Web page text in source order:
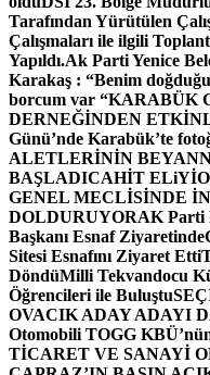
Tarafından Yürütülen
Çalışmaları ile ilgili
Yapıldı.Ak Parti Yenice
Karakaş : “Benim
borcum var “KARABÜK
DERNEĞİNDEN
Günü’nde Karabük’te
ALETLERİNİN
BAŞLADICAHİT
GENEL MECLİSİNDE
DOLDURUYORAK Parti
Başkanı Esnaf Ziyaretinde
Sitesi Esnafını Ziyaret Etti
DöndüMilli Tekvandocu
Öğrencileri ile Buluştu
OVACIK ADAY ADAYI
Otomobili TOGG
TİCARET VE SANAYİ